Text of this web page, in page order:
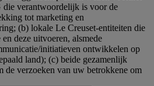
verantwoordelijk is voor de
tot marketing en
(b) lokale Le Creuset-entiteiten die
deze uitvoeren, alsmede
initiatieven ontwikkelen op
land); (c) beide gezamenlijk
de verzoeken van uw betrokkene om